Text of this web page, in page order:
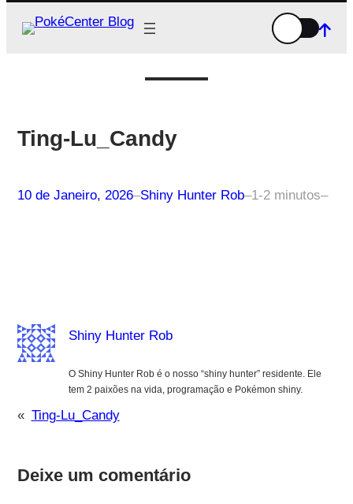
Ting-Lu_Candy
10 de Janeiro, 2026–Shiny Hunter Rob–1-2 minutos–
Shiny Hunter Rob
O Shiny Hunter Rob é o nosso “shiny hunter” residente. Ele
tem 2 paixões na vida, programação e Pokémon shiny.
« Ting-Lu_Candy
Deixe um comentário